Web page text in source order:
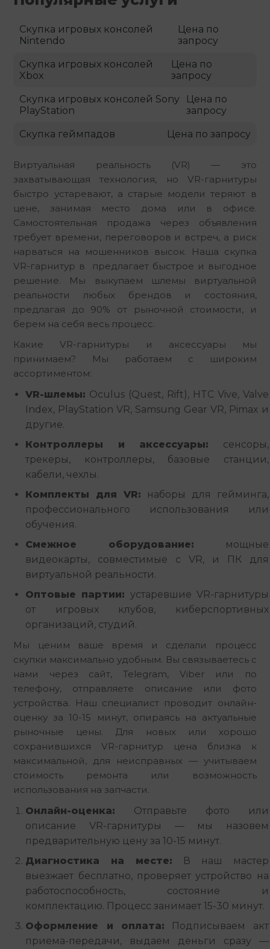
Виртуальная реальность (VR) — это
захватывающая технология, но VR-гарнитуры
быстро устаревают, а старые модели теряют в
цене, занимая место дома или в офисе.
Самостоятельная продажа через объявления
требует времени, переговоров и встреч, а риск
нарваться на мошенников высок. Наша скупка
VR-гарнитур в  предлагает быстрое и выгодное
решение. Мы выкупаем шлемы виртуальной
реальности любых брендов и состояния,
предлагая до 90% от рыночной стоимости, и
берем на себя весь процесс.
Какие VR-гарнитуры и аксессуары мы
принимаем? Мы работаем с широким
ассортиментом:
VR-шлемы: Oculus (Quest, Rift), HTC Vive, Valve
Index, PlayStation VR, Samsung Gear VR, Pimax и
другие.
Контроллеры и аксессуары: сенсоры,
трекеры, контроллеры, базовые станции,
кабели, чехлы.
Комплекты для VR: наборы для гейминга,
профессионального использования или
обучения.
Смежное оборудование: мощные
видеокарты, совместимые с VR, и ПК для
виртуальной реальности.
Оптовые партии: устаревшие VR-гарнитуры
от игровых клубов, киберспортивных
организаций, студий.
Мы ценим ваше время и сделали процесс
скупки максимально удобным. Вы связываетесь с
нами через сайт, Telegram, Viber или по
телефону, отправляете описание или фото
устройства. Наш специалист проводит онлайн-
оценку за 10-15 минут, опираясь на актуальные
рыночные цены. Для новых или хорошо
сохранившихся VR-гарнитур цена близка к
максимальной, для неисправных — учитываем
стоимость ремонта или возможность
использования на запчасти.
Онлайн-оценка: Отправьте фото или
описание VR-гарнитуры — мы назовем
предварительную цену за 10-15 минут.
Диагностика на месте: В наш мастер
выезжает бесплатно, проверяет устройство на
работоспособность, состояние и
комплектацию. Процесс занимает 15-30 минут.
Оформление и оплата: Подписываем акт
приема-передачи, выдаем деньги сразу —
Скупка игровых консолей
Nintendo
Цена по
запросу
Скупка игровых консолей
Xbox
Цена по
запросу
Скупка игровых консолей Sony
PlayStation
Цена по
запросу
Скупка геймпадов Цена по запросу